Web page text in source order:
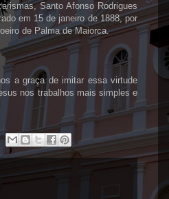
Santo Afonso Rodrigues
em 15 de janeiro de 1888, por
de Palma de Maiorca.
a graça de imitar essa virtude
nos trabalhos mais simples e